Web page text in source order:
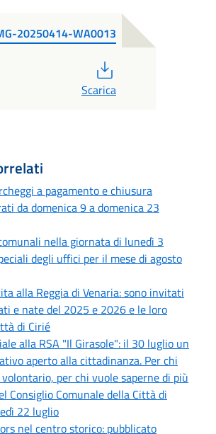
20250414-WA0013
Scarica
a pagamento e chiusura
da domenica 9 a domenica 23
nella giornata di lunedì 3
degli uffici per il mese di agosto
alla Reggia di Venaria: sono invitati
e nate del 2025 e 2026 e le loro
di Cirié
alla RSA "Il Girasole": il 30 luglio un
aperto alla cittadinanza. Per chi
per chi vuole saperne di più
Consiglio Comunale della Città di
22 luglio
nel centro storico: pubblicato